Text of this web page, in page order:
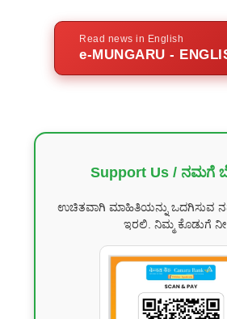
Read news in English
e-MUNGARU -
Support Us / ನಮಗೆ
ಉಚಿತವಾಗಿ ಮಾಹಿತಿಯನ್ನು ಒದಗಿಸುವ
ಇರಲಿ. ನಿಮ್ಮ ಕೊಡುಗೆ